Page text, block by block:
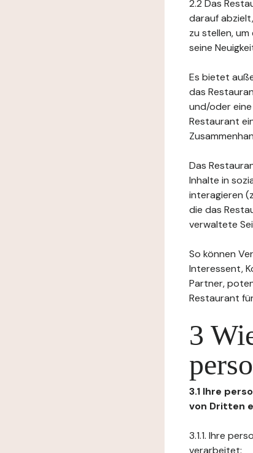
2.2 Das
darauf
zu stellen,
seine
Es bietet
das
und/oder
Restaurant
Das
Inhalte in
interagieren
die das
verwaltete
So können
Interessent,
Partner,
Restaurant
3
3.1 Ihre
von Dritten
3.1.1. Ihre
verarbeitet: